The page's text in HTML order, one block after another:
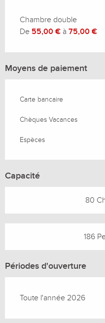
Chambre double
De 55,00 € à 75,00 €
Moyens de paiement
Carte bancaire
Chèques Vacances
Espèces
Capacité
80
186
Périodes d'ouverture
Toute l'année 2026